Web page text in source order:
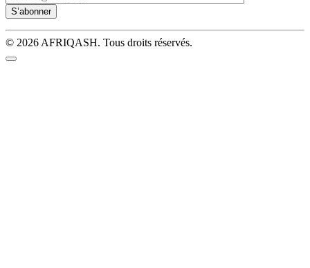
© 2026 AFRIQASH. Tous droits réservés.